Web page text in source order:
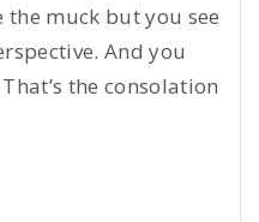
muck but you see
And you
the consolation